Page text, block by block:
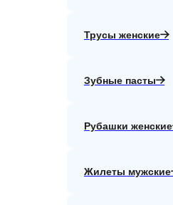
Трусы женские
Зубные пасты
Рубашки женские
Жилеты мужские